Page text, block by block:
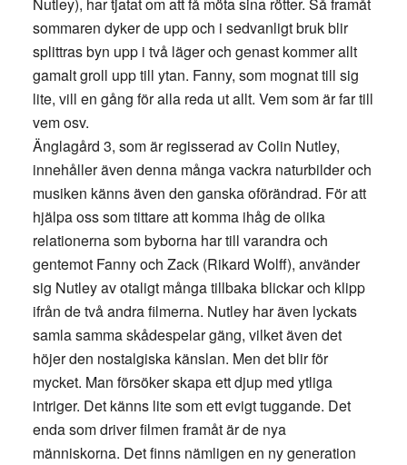
sommaren dyker de upp och i sedvanligt bruk blir
splittras byn upp i två läger och genast kommer allt
gamalt groll upp till ytan. Fanny, som mognat till sig
lite, vill en gång för alla reda ut allt. Vem som är far till
vem osv.
Änglagård 3, som är regisserad av Colin Nutley,
innehåller även denna många vackra naturbilder och
musiken känns även den ganska oförändrad. För att
hjälpa oss som tittare att komma ihåg de olika
relationerna som byborna har till varandra och
gentemot Fanny och Zack (Rikard Wolff), använder
sig Nutley av otaligt många tillbaka blickar och klipp
ifrån de två andra filmerna. Nutley har även lyckats
samla samma skådespelar gäng, vilket även det
höjer den nostalgiska känslan. Men det blir för
mycket. Man försöker skapa ett djup med ytliga
intriger. Det känns lite som ett evigt tuggande. Det
enda som driver filmen framåt är de nya
människorna. Det finns nämligen en ny generation